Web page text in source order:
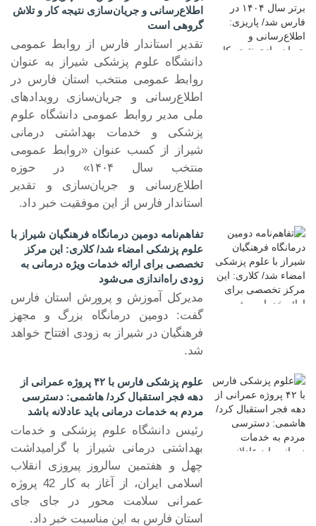
اطلاع‌رسانی و جریان‌سازی نتیجه کار و تلاش
گروهی است
تقدیر استاندار فارس از روابط عمومی
دانشگاه علوم پزشکی شیراز به عنوان
روابط عمومی منتخب استان فارس در
اطلاع‌رسانی و جریان‌سازی رویدادهای
ملی مدیر روابط عمومی دانشگاه علوم
پزشکی و خدمات بهداشتی درمانی
شیراز از کسب عنوان «روابط عمومی
منتخب سال ۱۴۰۴» در حوزه
اطلاع‌رسانی و جریان‌سازی و تقدیر
استاندار فارس از این موفقیت خبر داد.
تفاهم‌نامه دومین درمانگاه فرهنگیان شیراز با
علوم پزشکی امضاء شد/ کلاری: این مرکز
تخصصی برای ارائه خدمات ویژه درمانی به
زودی راه‌اندازی می‌شود
مدیرکل آموزش و پرورش استان فارس
گفت: دومین درمانگاه بزرگ و مجهز
فرهنگیان در شیراز به زودی افتتاح خواهد
شد.
علوم پزشکی فارس با ۴۲ پروژه عمرانی از
دهه فجر استقبال کرد/ هاشمی: دسترسی
مردم به خدمات درمانی باید عادلانه باشد
رئیس دانشگاه علوم پزشکی و خدمات
بهداشتی درمانی شیراز با گرامیداشت
چهل و هفتمین سالروز پیروزی انقلاب
اسلامی ایران، از آغاز به کار 42 پروژه
عمرانی سلامت محور در جای جای
استان فارس به این مناسبت خبر داد.